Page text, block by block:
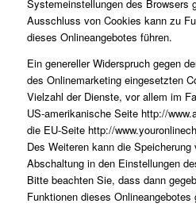
Systemeinstellungen des Browsers
Ausschluss von Cookies kann zu
dieses Onlineangebotes führen.
Ein genereller Widerspruch gegen
des Onlinemarketing eingesetzten
Vielzahl der Dienste, vor allem im
US-amerikanische Seite http://
die EU-Seite http://
Des Weiteren kann die
Abschaltung in den Einstellungen
Bitte beachten Sie, dass dann
Funktionen dieses